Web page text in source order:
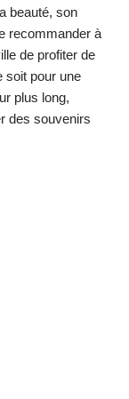
beauté, son
recommander à
de profiter de
soit pour une
plus long,
des souvenirs